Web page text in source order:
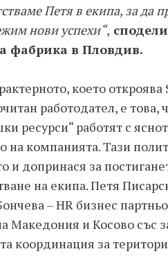
Петя в екипа, за да
нови успехи“,
фабрика в Пловдив.
което
работодател, е
ресурси“ работят с
на компанията. Тази
и допринася за
на екипа. Петя
– HR бизнес
Македония и Косово със
координация за